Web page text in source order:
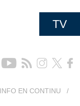
TV
EN CONTINU
/